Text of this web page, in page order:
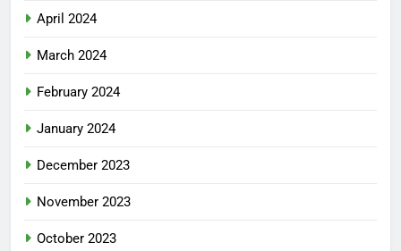
April 2024
March 2024
February 2024
January 2024
December 2023
November 2023
October 2023